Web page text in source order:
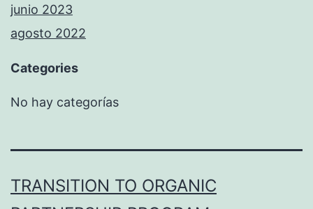
junio 2023
agosto 2022
Categories
No hay categorías
TRANSITION TO ORGANIC